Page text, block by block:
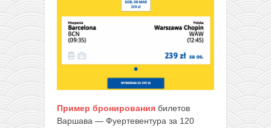
Пример бронирования билетов
Варшава — Фуертевентура за 120